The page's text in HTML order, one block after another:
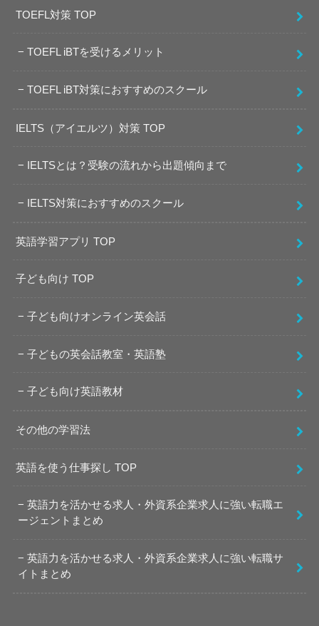
TOEFL対策 TOP
TOEFL iBTを受けるメリット
TOEFL iBT対策におすすめのスクール
IELTS（アイエルツ）対策 TOP
IELTSとは？受験の流れから出題傾向まで
IELTS対策におすすめのスクール
英語学習アプリ TOP
子ども向け TOP
子ども向けオンライン英会話
子どもの英会話教室・英語塾
子ども向け英語教材
その他の学習法
英語を使う仕事探し TOP
英語力を活かせる求人・外資系企業求人に強い転職エ
ージェントまとめ
英語力を活かせる求人・外資系企業求人に強い転職サ
イトまとめ